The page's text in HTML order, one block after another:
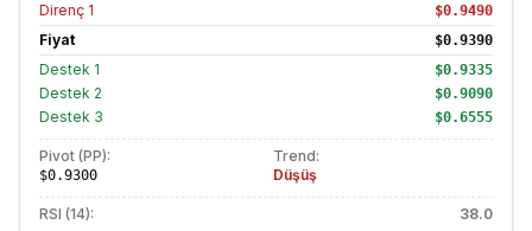
Direnç 1 $0.9490
Fiyat $0.9390
Destek 1 $0.9335
Destek 2 $0.9090
Destek 3 $0.6555
Pivot (PP):
$0.9300
Trend:
Düşüş
RSI (14): 38.0